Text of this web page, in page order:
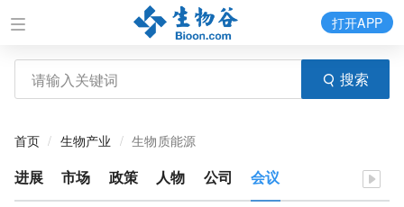
搜索
打开APP
首页 生物产业 生物质能源
进展 市场 政策 人物 公司 会议